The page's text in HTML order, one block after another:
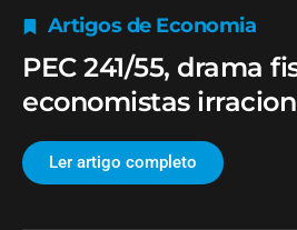
Artigos de Economia
PEC 241/55, drama
economistas
Ler artigo completo